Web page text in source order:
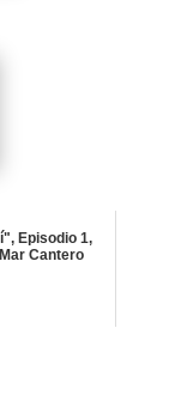
Episodio 1,
Cantero